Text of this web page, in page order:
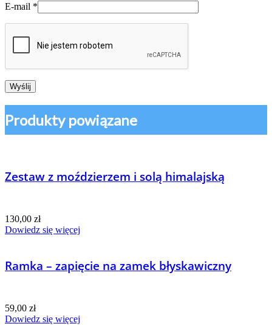
E-mail *
Produkty powiązane
Zestaw z moździerzem i solą himalajską
130,00 zł
Dowiedz się więcej
Ramka – zapięcie na zamek błyskawiczny
59,00 zł
Dowiedz się więcej